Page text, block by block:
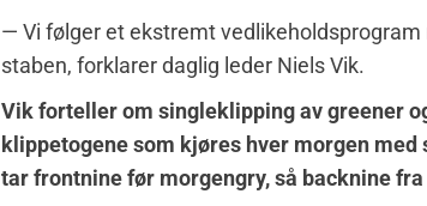
— Vi følger et ekstremt
staben, forklarer daglig leder Niels Vik.
Vik forteller om singleklipping av greener
klippetogene som kjøres hver morgen
tar frontnine før morgengry, så backnine fra